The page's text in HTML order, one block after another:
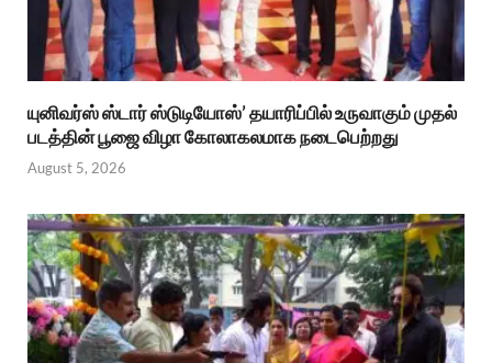
யுனிவர்ஸ் ஸ்டார் ஸ்டுடியோஸ்’ தயாரிப்பில் உருவாகும் முதல்
படத்தின் பூஜை விழா கோலாகலமாக நடைபெற்றது
August 5, 2026